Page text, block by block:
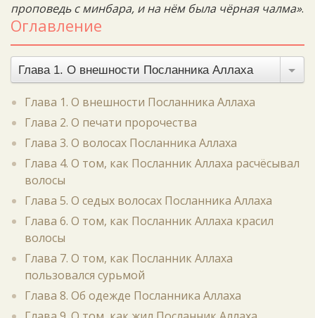
проповедь с минбара, и на нём была чёрная чалма».
Оглавление
Глава 1. О внешности Посланника Аллаха
Глава 1. О внешности Посланника Аллаха
Глава 2. О печати пророчества
Глава 3. О волосах Посланника Аллаха
Глава 4. О том, как Посланник Аллаха расчёсывал
волосы
Глава 5. О седых волосах Посланника Аллаха
Глава 6. О том, как Посланник Аллаха красил
волосы
Глава 7. О том, как Посланник Аллаха
пользовался сурьмой
Глава 8. Об одежде Посланника Аллаха